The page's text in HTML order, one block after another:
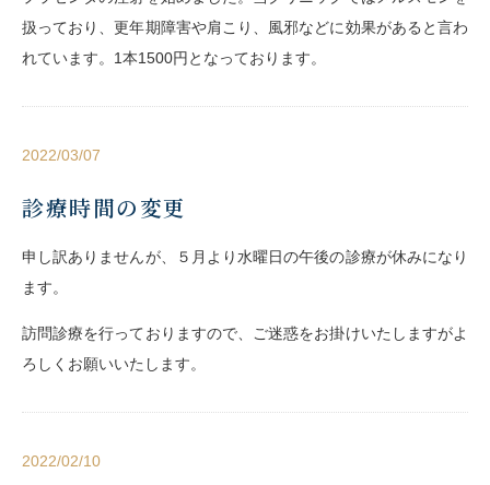
扱っており、更年期障害や肩こり、風邪などに効果があると言わ
れています。1本1500円となっております。
2022/03/07
診療時間の変更
申し訳ありませんが、５月より水曜日の午後の診療が休みになり
ます。
訪問診療を行っておりますので、ご迷惑をお掛けいたしますがよ
ろしくお願いいたします。
2022/02/10